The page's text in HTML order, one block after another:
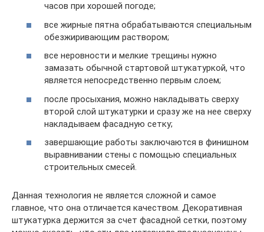
часов при хорошей погоде;
все жирные пятна обрабатываются специальным
обезжиривающим раствором;
все неровности и мелкие трещины нужно
замазать обычной стартовой штукатуркой, что
является непосредственно первым слоем;
после просыхания, можно накладывать сверху
второй слой штукатурки и сразу же на нее сверху
накладываем фасадную сетку;
завершающие работы заключаются в финишном
выравнивании стены с помощью специальных
строительных смесей.
Данная технология не является сложной и самое
главное, что она отличается качеством. Декоративная
штукатурка держится за счет фасадной сетки, поэтому